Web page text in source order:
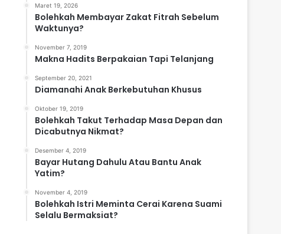
Maret 19, 2026
Bolehkah Membayar Zakat Fitrah Sebelum
Waktunya?
November 7, 2019
Makna Hadits Berpakaian Tapi Telanjang
September 20, 2021
Diamanahi Anak Berkebutuhan Khusus
Oktober 19, 2019
Bolehkah Takut Terhadap Masa Depan dan
Dicabutnya Nikmat?
Desember 4, 2019
Bayar Hutang Dahulu Atau Bantu Anak
Yatim?
November 4, 2019
Bolehkah Istri Meminta Cerai Karena Suami
Selalu Bermaksiat?